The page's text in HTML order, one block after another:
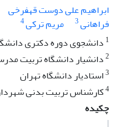
ابراهیم علی دوست قهفرخی
فراهانی3 مریم ترکی4
1 دانشجوی دوره دکتری
2دانشیار دانشگاه تربیت
3استادیار دانشگاه تهران
4کارشناس تربیت بدنی
چکیده